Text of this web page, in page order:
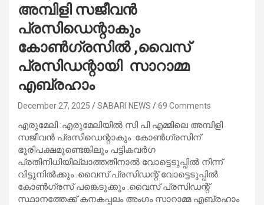
അമ്പിളി സജീവൻ
പ്രസിഡെന്റാകും
കോൺഗ്രസിൽ ,വൈസ്
പ്രസിഡന്റായി സാറാമ്മ
എബ്രഹാം
December 27, 2025 SABARI NEWS 69 Comments
എരുമേലി :എരുമേലിയിൽ സി പി എമ്മിലെ അമ്പിളി
സജീവൻ പ്രസിഡെന്റാകും .കോൺഗ്രസിന്
ഭൂരിപക്ഷമുണ്ടെങ്കിലും പട്ടികവർഗ
പ്രതിനിധിയില്ലാത്തതിനാൽ വോട്ടെടുപ്പിൽ നിന്ന്
വിട്ടുനിൽക്കും .വൈസ് പ്രസിഡന്റ് വോട്ടെടുപ്പിൽ
കോൺഗ്രസ് പങ്കെടുക്കും .വൈസ് പ്രസിഡന്റ്
സ്ഥാനത്തേക്ക് കനകപ്പലം അംഗം സാറാമ്മ എബ്രഹാം